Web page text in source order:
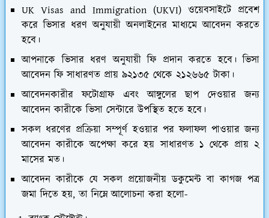
UK Visas and Immigration (UKVI) ওয়েবসাইটে প্রবেশ
করে ভিসার ধরণ অনুযায়ী অনলাইনের মাধ্যমে আবেদন করতে
হবে।
আপনাকে ভিসার ধরণ অনুযায়ী ফি প্রদান করতে হবে। ভিসা
আবেদন ফি সাধারণত প্রায় ৯২১৩৫ থেকে ২১২৬৬৫ টাকা।
আবেদনকারীর ফটোগ্রাফ এবং আঙ্গুলের ছাপ দেওয়ার জন্য
আবেদন কারীকে ভিসা সেন্টারে উপস্থিত হতে হবে।
সকল ধরণের প্রক্রিয়া সম্পূর্ণ হওয়ার পর ফলাফল পাওয়ার জন্য
আবেদন কারীকে অপেক্ষা করে হয় সাধারণত ১ থেকে প্রায় ২
মাসের মত।
আবেদন কারীকে যে সকল প্রয়োজনীয় ডকুমেন্ট বা কাগজ পত্র
জমা দিতে হয়, তা নিম্নে আলোচনা করা হলো-